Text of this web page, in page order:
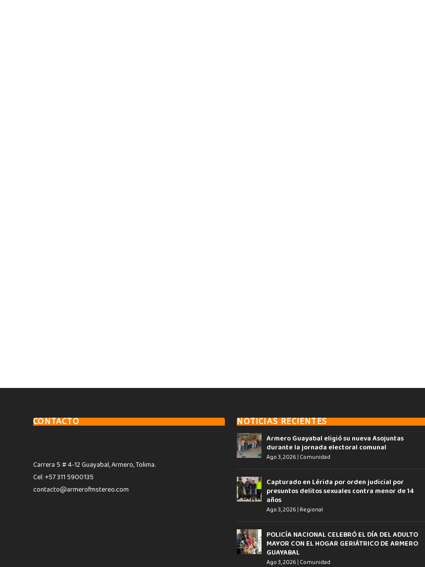
CONTACTO
Carrera 5 # 4-12 Guayabal, Armero, Tolima.
Cel: +57 311 5900135
contacto@armerofmstereo.com
NOTICIAS RECIENTES
Armero Guayabal eligió su nueva Asojuntas
durante la jornada electoral comunal
Ago 3, 2026 | Comunidad
Capturado en Lérida por orden judicial por
presuntos delitos sexuales contra menor de 14
años
Ago 3, 2026 | Regional
POLICÍA NACIONAL CELEBRÓ EL DÍA DEL ADULTO
MAYOR CON EL HOGAR GERIÁTRICO DE ARMERO
GUAYABAL
Ago 3, 2026 | Comunidad